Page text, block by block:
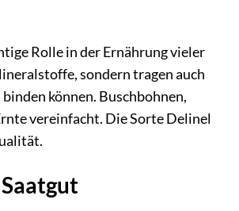
Rolle in der Ernährung vieler
sondern tragen auch
können. Buschbohnen,
vereinfacht. Die Sorte Delinel